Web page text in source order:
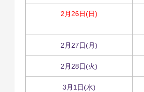
2月26日(日)
2月27日(月)
2月28日(火)
3月1日(水)